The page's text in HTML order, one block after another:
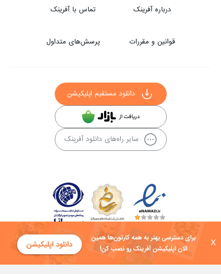
X
درباره آفرینک تماس با آفرینک
قوانین و مقررات پرسش‌های متداول
دانلود مستقیم اپلیکیشن
سایر راه‌های دانلود آفرینک
کلیه حقوق این سایت به شرکت توسعه فناوی هفت آسمان توکان تعلق دارد و